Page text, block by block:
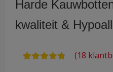
Harde
kwaliteit &
(18